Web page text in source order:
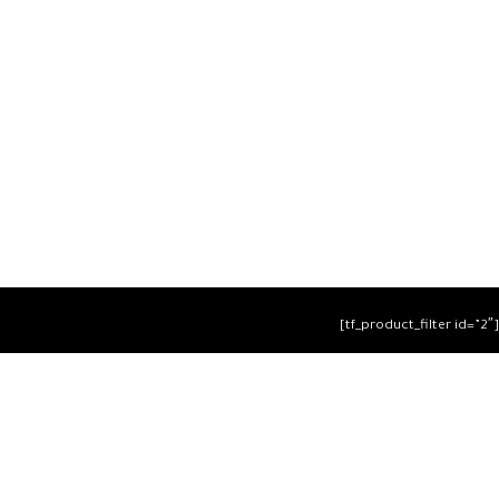
[tf_product_filter id=”2″]